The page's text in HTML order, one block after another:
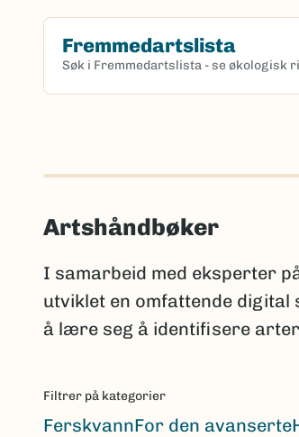
Fremmedartslista
Søk i Fremmedartslista - se økologisk
Artshåndbøker
I samarbeid med eksperter
utviklet en omfattende
å lære seg å identifisere
Filtrer på kategorier
FerskvannFor den avanserte